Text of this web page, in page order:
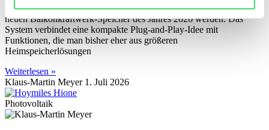
Der Sigenergy SigenMate 2700 Ultra könnte einer der wichtigsten
neuen Balkonkraftwerk-Speicher des Jahres 2026 werden. Das
System verbindet eine kompakte Plug-and-Play-Idee mit
Funktionen, die man bisher eher aus größeren
Heimspeicherlösungen
Weiterlesen »
Klaus-Martin Meyer 1. Juli 2026
Photovoltaik